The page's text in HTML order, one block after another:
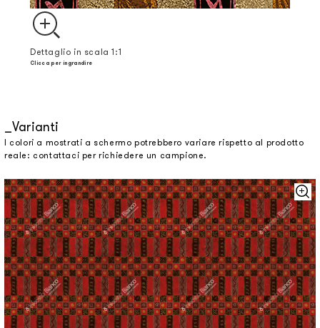
Dettaglio in scala 1:1
Clicca per ingrandire
Varianti
I colori a mostrati a schermo potrebbero variare rispetto al prodotto
reale: contattaci per richiedere un campione.